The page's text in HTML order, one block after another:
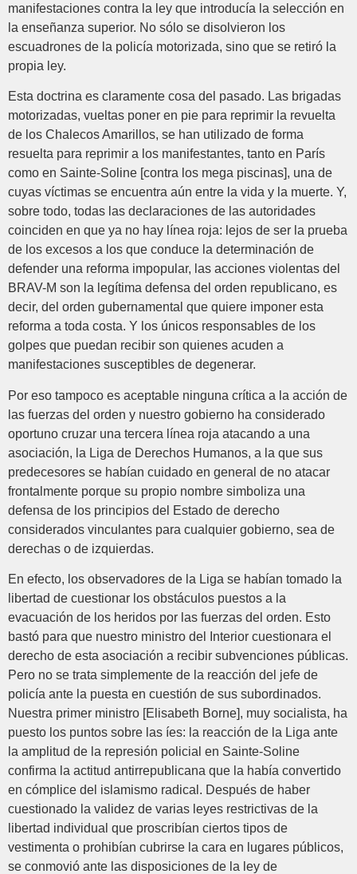
manifestaciones contra la ley que introducía la selección en
la enseñanza superior. No sólo se disolvieron los
escuadrones de la policía motorizada, sino que se retiró la
propia ley.
Esta doctrina es claramente cosa del pasado. Las brigadas
motorizadas, vueltas poner en pie para reprimir la revuelta
de los Chalecos Amarillos, se han utilizado de forma
resuelta para reprimir a los manifestantes, tanto en París
como en Sainte-Soline [contra los mega piscinas], una de
cuyas víctimas se encuentra aún entre la vida y la muerte. Y,
sobre todo, todas las declaraciones de las autoridades
coinciden en que ya no hay línea roja: lejos de ser la prueba
de los excesos a los que conduce la determinación de
defender una reforma impopular, las acciones violentas del
BRAV-M son la legítima defensa del orden republicano, es
decir, del orden gubernamental que quiere imponer esta
reforma a toda costa. Y los únicos responsables de los
golpes que puedan recibir son quienes acuden a
manifestaciones susceptibles de degenerar.
Por eso tampoco es aceptable ninguna crítica a la acción de
las fuerzas del orden y nuestro gobierno ha considerado
oportuno cruzar una tercera línea roja atacando a una
asociación, la Liga de Derechos Humanos, a la que sus
predecesores se habían cuidado en general de no atacar
frontalmente porque su propio nombre simboliza una
defensa de los principios del Estado de derecho
considerados vinculantes para cualquier gobierno, sea de
derechas o de izquierdas.
En efecto, los observadores de la Liga se habían tomado la
libertad de cuestionar los obstáculos puestos a la
evacuación de los heridos por las fuerzas del orden. Esto
bastó para que nuestro ministro del Interior cuestionara el
derecho de esta asociación a recibir subvenciones públicas.
Pero no se trata simplemente de la reacción del jefe de
policía ante la puesta en cuestión de sus subordinados.
Nuestra primer ministro [Elisabeth Borne], muy socialista, ha
puesto los puntos sobre las íes: la reacción de la Liga ante
la amplitud de la represión policial en Sainte-Soline
confirma la actitud antirrepublicana que la había convertido
en cómplice del islamismo radical. Después de haber
cuestionado la validez de varias leyes restrictivas de la
libertad individual que proscribían ciertos tipos de
vestimenta o prohibían cubrirse la cara en lugares públicos,
se conmovió ante las disposiciones de la ley de